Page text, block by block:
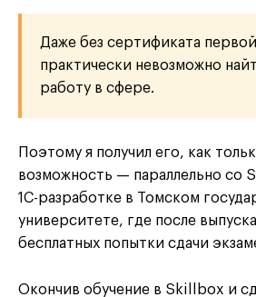
Даже без сертификата
практически невозможно
работу в сфере.
Поэтому я получил его, как
возможность — параллельно со
1С-разработке в Томском
университете, где после
бесплатных попытки сдачи
Окончив обучение в Skillbox и